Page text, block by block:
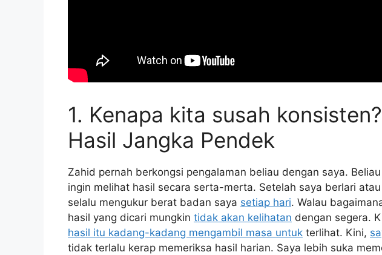
1. Kenapa kita susah
Hasil Jangka Pendek
Zahid pernah berkongsi pengalaman beliau dengan saya.
ingin melihat hasil secara serta-merta. Setelah saya berlari
selalu mengukur berat badan saya setiap hari. Walau
hasil yang dicari mungkin tidak akan kelihatan dengan segera.
hasil itu kadang-kadang mengambil masa untuk terlihat. Kini,
tidak terlalu kerap memeriksa hasil harian. Saya lebih suka